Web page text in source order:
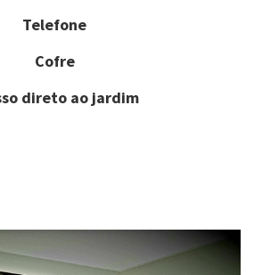
Telefone
Cofre
direto ao jardim